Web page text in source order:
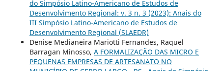
do Simpósio Latino-Americano de Estudos de
Desenvolvimento Regional: v. 3 n. 3 (2023): Anais do
III Simpósio Latino-Americano de Estudos de
Desenvolvimento Regional (SLAEDR)
Denise Medianeira Mariotti Fernandes, Raquel
Barragan Minosso, A FORMALIZAÇÃO DAS MICRO E
PEQUENAS EMPRESAS DE ARTESANATO NO